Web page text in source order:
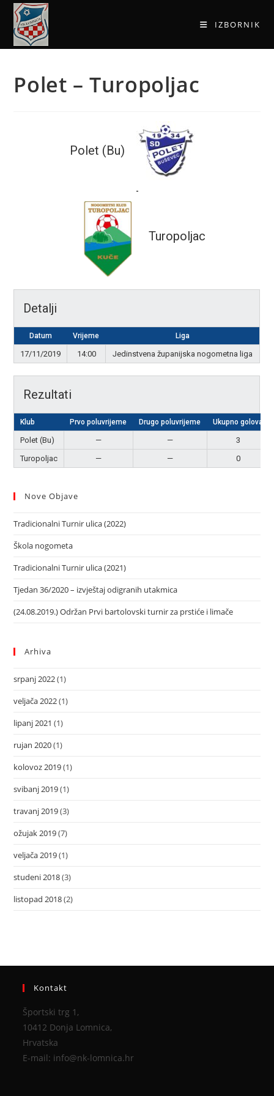
IZBORNIK
Polet – Turopoljac
Polet (Bu)
-
Turopoljac
Detalji
Datum Vrijeme Liga
17/11/2019 14:00 Jedinstvena županijska nogometna liga
Rezultati
Klub Prvo poluvrijeme Drugo poluvrijeme Ukupno golova
Polet (Bu) — —
3
Turopoljac
— — 0
Nove Objave
Tradicionalni Turnir ulica (2022)
Škola nogometa
Tradicionalni Turnir ulica (2021)
Tjedan 36/2020 – izvještaj odigranih utakmica
(24.08.2019.) Održan Prvi bartolovski turnir za prstiće i limače
Arhiva
srpanj 2022(1)
veljača 2022(1)
lipanj 2021 (1)
rujan 2020(1)
kolovoz 2019(1)
svibanj 2019(1)
travanj 2019(3)
ožujak 2019(7)
veljača 2019(1)
studeni 2018(3)
listopad 2018(2)
Kontakt
Športski trg 1,
10412 Donja Lomnica,
Hrvatska
E-mail: info@nk-lomnica.hr